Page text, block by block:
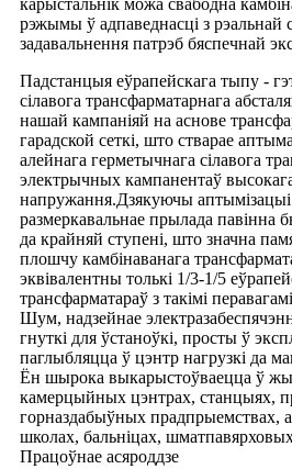
карыстальнік можа свабодна
рэжымы ў адпаведнасці з рэальнай
задавальнення патрэб бяспечнай
Падстанцыя еўрапейскага тыпу -
сілавога трансфарматарнага
нашай кампаніяй на аснове
гарадской сеткі, што стварае
алейнага герметычнага сілавога
электрычных кампанентаў высокага
напружання.Дзякуючы
размеркавальнае прылада павінна
да крайняй ступені, што значна
плошчу камбінаванага
эквівалентны толькі 1/3-1/5
трансфарматараў з такімі
Шум, надзейнае
гнуткі для ўстаноўкі, просты ў
паглыбляцца ў цэнтр нагрузкі да
Ён шырока выкарыстоўваецца ў
камерцыйных цэнтрах, станцыях,
горназдабыўных прадпрыемствах,
школах, бальніцах,
Працоўнае асяроддзе